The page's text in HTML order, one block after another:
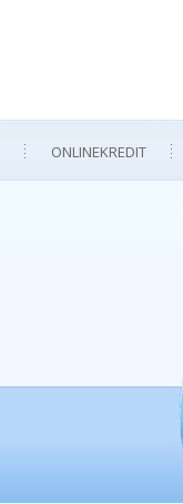
ONLINEKREDIT